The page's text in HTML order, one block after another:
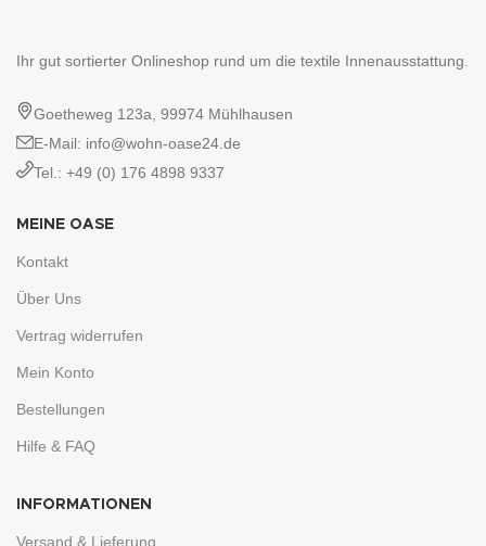
Ihr gut sortierter Onlineshop rund um die textile Innenausstattung.
Goetheweg 123a, 99974 Mühlhausen
E-Mail: info@wohn-oase24.de
Tel.: +49 (0) 176 4898 9337
MEINE OASE
Kontakt
Über Uns
Vertrag widerrufen
Mein Konto
Bestellungen
Hilfe & FAQ
INFORMATIONEN
Versand & Lieferung